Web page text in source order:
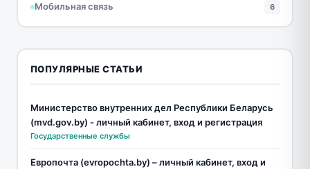
Мобильная связь 6
ПОПУЛЯРНЫЕ СТАТЬИ
Министерство внутренних дел Республики Беларусь
(mvd.gov.by) - личный кабинет, вход и регистрация
Государственные службы
Европочта (evropochta.by) – личный кабинет, вход и